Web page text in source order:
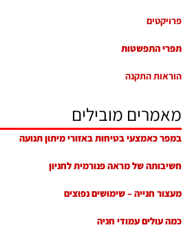
פרויקטים
תפרי התפשטות
הוראות התקנה
מאמרים מובילים
במפר כאמצעי בטיחות באזורי מיתון תנועה
חשיבותה של מראה פנורמית לחניון
מעצור חנייה – שימושים נפוצים
כמה עולים עמודי חניה